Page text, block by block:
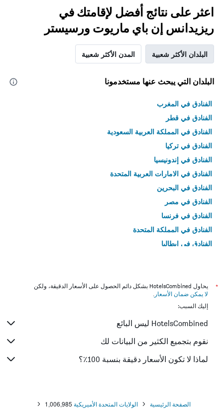
اعثر على نتائج أفضل لإقامتك في
ريزيدانس إن باي ماريوت ورسيستر
البلدان الأكثر شعبية المدن الأكثر شعبية
البلدان التي يبحث عنها مستخدمونا
الفنادق في المغرب
الفنادق في قطر
الفنادق في المملكة العربية السعودية
الفنادق في تركيا
الفنادق في إندونيسيا
الفنادق في الامارات العربية المتحدة
الفنادق في البحرين
الفنادق في مصر
الفنادق في فرنسا
الفنادق في المملكة المتحدة
الفنادق في إيطاليا
*
يحاول HotelsCombined بشكل دائم الحصول على الأسعار الدقيقة، ولكن
لا يمكن ضمان الأسعار .
إليك السبب:
HotelsCombined ليس البائع
نقوم بتجميع الكثير من البيانات لك
لماذا لا تكون الأسعار دقيقة بنسبة 100٪؟
الصفحة الرئيسية الولايات المتحدة الأميريكية 1,006,985